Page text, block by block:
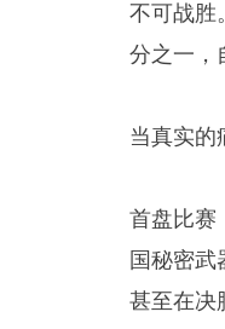
不可战胜
分之一，
当真实的
首盘比赛
国秘密
甚至在决